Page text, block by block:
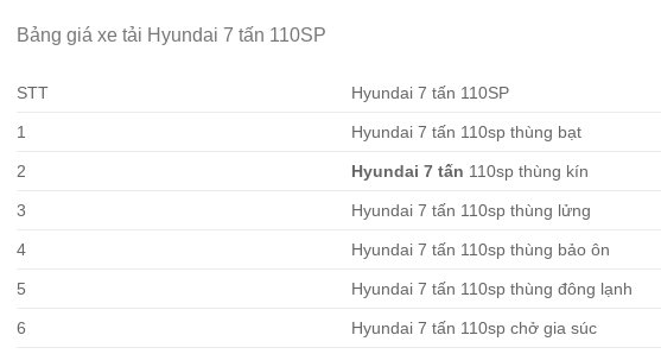
Bảng giá xe tải Hyundai 7 tấn 110SP
STT Hyundai 7 tấn 110SP
1 Hyundai 7 tấn 110sp thùng bạt
2 Hyundai 7 tấn 110sp thùng kín
3 Hyundai 7 tấn 110sp thùng lửng
4 Hyundai 7 tấn 110sp thùng bảo ôn
5 Hyundai 7 tấn 110sp thùng đông lạnh
6 Hyundai 7 tấn 110sp chở gia súc